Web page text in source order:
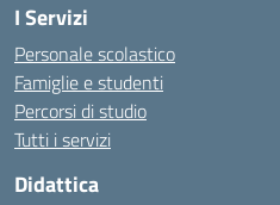
I Servizi
Personale scolastico
Famiglie e studenti
Percorsi di studio
Tutti i servizi
Didattica